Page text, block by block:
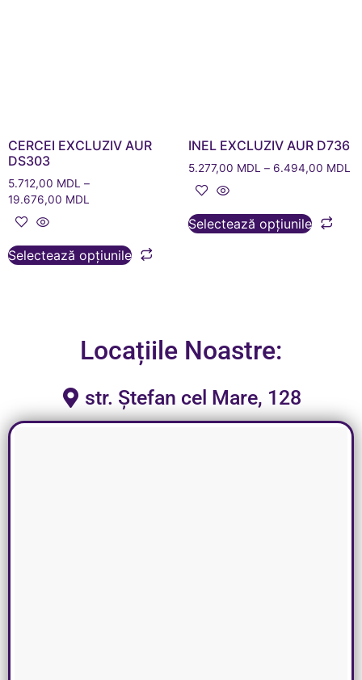
CERCEI EXCLUZIV AUR
DS303
5.712,00 MDL –
19.676,00 MDL
Selectează opțiunile
INEL EXCLUZIV AUR D736
5.277,00 MDL – 6.494,00 MDL
Selectează opțiunile
Locațiile Noastre:
str. Ștefan cel Mare, 128